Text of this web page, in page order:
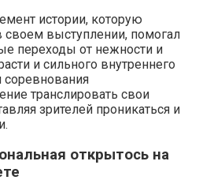
истории, которую
выступлении, помогал
переходы от нежности и
и сильного внутреннего
соревнования
транслировать свои
зрителей проникаться и
открытось на